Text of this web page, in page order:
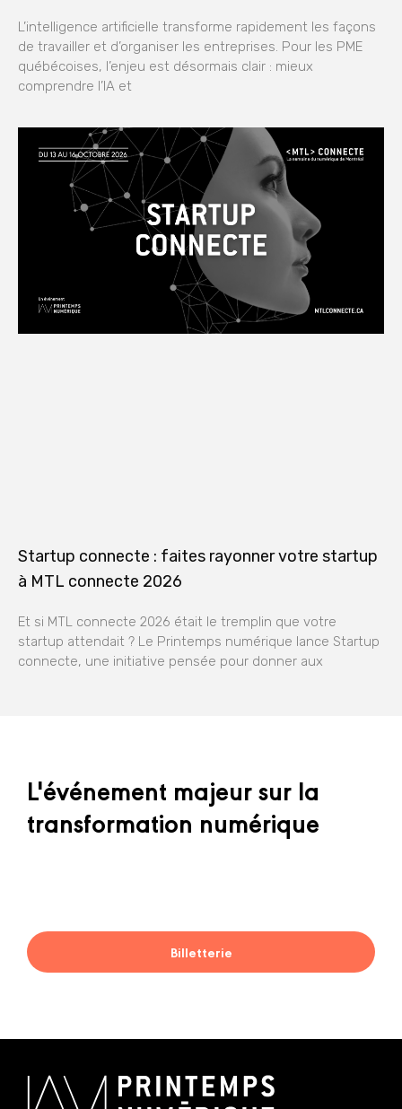
L’intelligence artificielle transforme rapidement les façons
de travailler et d’organiser les entreprises. Pour les PME
québécoises, l’enjeu est désormais clair : mieux
comprendre l’IA et
Startup connecte : faites rayonner votre startup
à MTL connecte 2026
Et si MTL connecte 2026 était le tremplin que votre
startup attendait ? Le Printemps numérique lance Startup
connecte, une initiative pensée pour donner aux
L'événement majeur sur la
transformation numérique
Billetterie